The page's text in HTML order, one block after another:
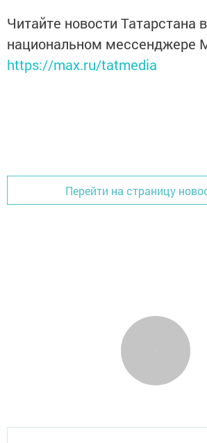
Читайте новости Татарстана в
национальном мессенджере
https://max.ru/tatmedia
Перейти на страницу